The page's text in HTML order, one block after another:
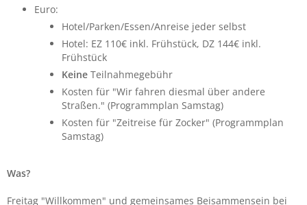
Euro:
Hotel/Parken/Essen/Anreise jeder selbst
Hotel: EZ 110€ inkl. Frühstück, DZ 144€ inkl.
Frühstück
Keine Teilnahmegebühr
Kosten für "Wir fahren diesmal über andere
Straßen." (Programmplan Samstag)
Kosten für "Zeitreise für Zocker" (Programmplan
Samstag)
Was?
Freitag "Willkommen" und gemeinsames Beisammensein bei